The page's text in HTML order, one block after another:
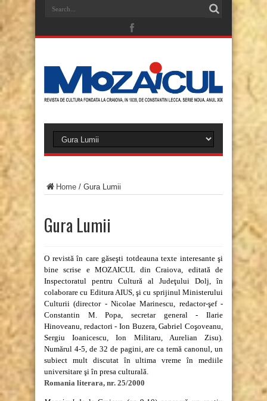
Home / Gura Lumii
Gura Lumii
O revistă în care găseşti totdeauna texte interesante şi
bine scrise e MOZAICUL din Craiova, editată de
Inspectoratul pentru Cultură al Judeţului Dolj, în
colaborare cu Editura AIUS, şi cu sprijinul Ministerului
Culturii (director - Nicolae Marinescu, redactor-şef -
Constantin M. Popa, secretar general - Ilarie
Hinoveanu, redactori - Ion Buzera, Gabriel Coşoveanu,
Sergiu Ioanicescu, Ion Militaru, Aurelian Zisu).
Numărul 4-5, de 32 de pagini, are ca temă canonul, un
subiect mult discutat în ultima vreme în mediile
universitare şi în presa culturală.
Romania literara, nr. 25/2000